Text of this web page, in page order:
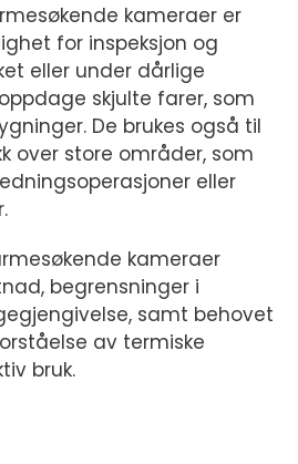
kameraer er
for inspeksjon og
eller under dårlige
skjulte farer, som
De brukes også til
over store områder, som
eller
kameraer
begrensninger i
samt behovet
av termiske
bruk.